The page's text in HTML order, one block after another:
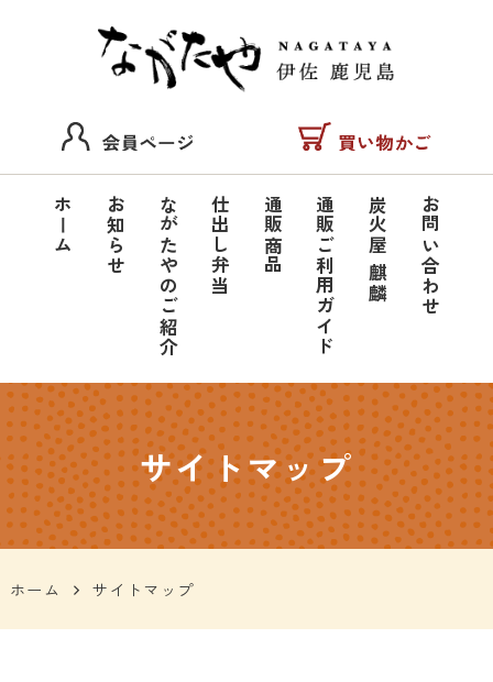
仕出し弁当・もつ鍋
「ながたや」鹿児島
伊佐のふるさとの
味
ホーム お知らせ ながたやのご紹介 仕出し弁当 通販商品 通販ご利用ガイド 炭火屋 麒麟 お問い合わせ
サイトマップ
ホーム サイトマップ